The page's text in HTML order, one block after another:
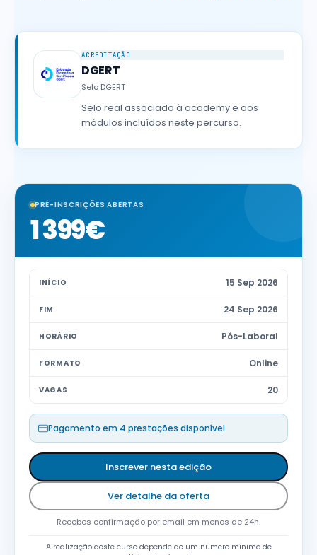
ACREDITAÇÃO
DGERT
Selo DGERT
Selo real associado à academy e aos
módulos incluídos neste percurso.
PRÉ-INSCRIÇÕES ABERTAS
1 399€
INÍCIO 15 Sep 2026
FIM 24 Sep 2026
HORÁRIO Pós-Laboral
FORMATO Online
VAGAS 20
Pagamento em 4 prestações disponível
Inscrever nesta edição
Ver detalhe da oferta
Recebes confirmação por email em menos de 24h.
A realização deste curso depende de um número mínimo de
Excelente nível
de detalhe,
início de
carreira, quer
para a
melhoria de